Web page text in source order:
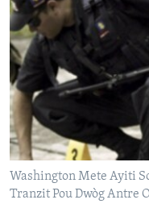
Search
Learning English
SUIV NOU
Languages
Washington Mete Ayiti
Tranzit Pou Dwòg Antre